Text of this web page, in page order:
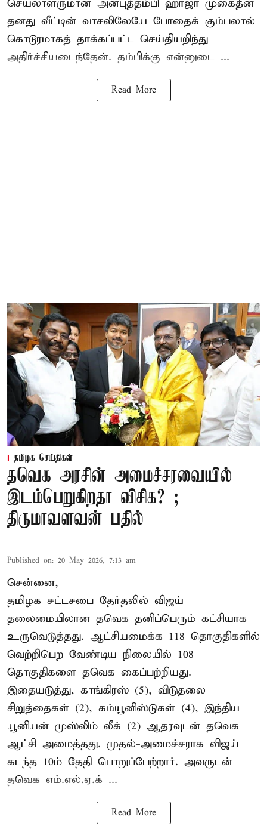
செயலாளருமான அன்புத்தம்பி ஹாஜா முகைதீன்
தனது வீட்டின் வாசலிலேயே போதைக் கும்பலால்
கொடூரமாகத் தாக்கப்பட்ட செய்தியறிந்து
அதிர்ச்சியடைந்தேன். தம்பிக்கு என்னுடை ...
Read More
தமிழக செய்திகள்
தவெக அரசின் அமைச்சரவையில்
இடம்பெறுகிறதா விசிக? ;
திருமாவளவன் பதில்
Published on: 20 May 2026, 7:13 am
சென்னை,
தமிழக சட்டசபை தேர்தலில் விஜய்
தலைமையிலான தவெக தனிப்பெரும் கட்சியாக
உருவெடுத்தது. ஆட்சியமைக்க 118 தொகுதிகளில்
வெற்றிபெற வேண்டிய நிலையில் 108
தொகுதிகளை தவெக கைப்பற்றியது.
இதையடுத்து, காங்கிரஸ் (5), விடுதலை
சிறுத்தைகள் (2), கம்யூனிஸ்டுகள் (4), இந்திய
யூனியன் முஸ்லிம் லீக் (2) ஆதரவுடன் தவெக
ஆட்சி அமைத்தது. முதல்-அமைச்சராக விஜய்
கடந்த 10ம் தேதி பொறுப்பேற்றார். அவருடன்
தவெக எம்.எல்.ஏ.க் ...
Read More